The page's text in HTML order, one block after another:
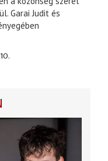
Garai Judit és